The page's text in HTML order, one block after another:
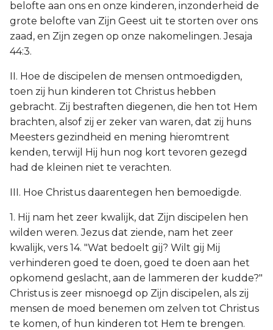
belofte aan ons en onze kinderen, inzonderheid de
grote belofte van Zijn Geest uit te storten over ons
zaad, en Zijn zegen op onze nakomelingen. Jesaja
44:3.
II. Hoe de discipelen de mensen ontmoedigden,
toen zij hun kinderen tot Christus hebben
gebracht. Zij bestraften diegenen, die hen tot Hem
brachten, alsof zij er zeker van waren, dat zij huns
Meesters gezindheid en mening hieromtrent
kenden, terwijl Hij hun nog kort tevoren gezegd
had de kleinen niet te verachten.
III. Hoe Christus daarentegen hen bemoedigde.
1. Hij nam het zeer kwalijk, dat Zijn discipelen hen
wilden weren. Jezus dat ziende, nam het zeer
kwalijk, vers 14. "Wat bedoelt gij? Wilt gij Mij
verhinderen goed te doen, goed te doen aan het
opkomend geslacht, aan de lammeren der kudde?"
Christus is zeer misnoegd op Zijn discipelen, als zij
mensen de moed benemen om zelven tot Christus
te komen, of hun kinderen tot Hem te brengen.